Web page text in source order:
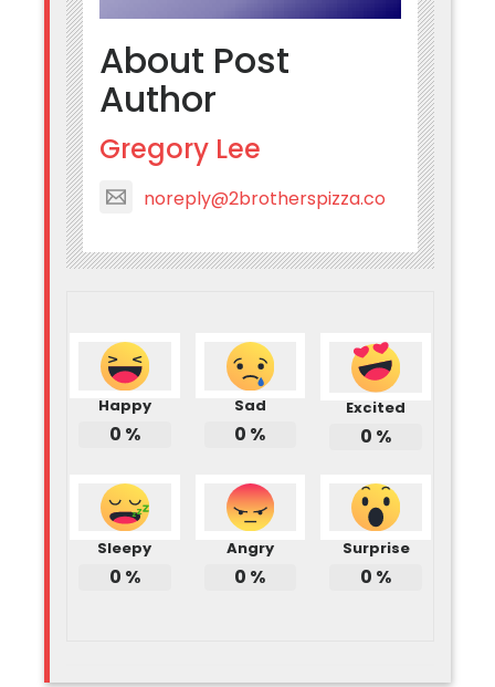
About Post
Author
Gregory Lee
noreply@2brotherspizza.co
Happy
0 %
Sad
0 %
Excited
0 %
Sleepy
0 %
Angry
0 %
Surprise
0 %